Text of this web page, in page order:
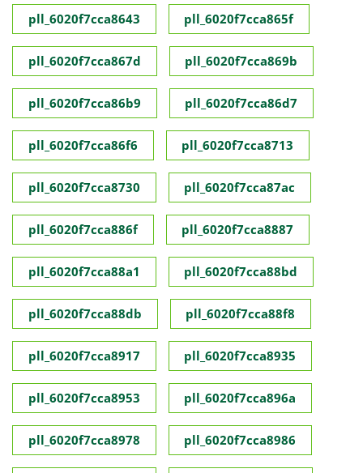
pll_6020f7cca8643 pll_6020f7cca865f
pll_6020f7cca867d pll_6020f7cca869b
pll_6020f7cca86b9 pll_6020f7cca86d7
pll_6020f7cca86f6 pll_6020f7cca8713
pll_6020f7cca8730 pll_6020f7cca87ac
pll_6020f7cca886f pll_6020f7cca8887
pll_6020f7cca88a1 pll_6020f7cca88bd
pll_6020f7cca88db pll_6020f7cca88f8
pll_6020f7cca8917 pll_6020f7cca8935
pll_6020f7cca8953 pll_6020f7cca896a
pll_6020f7cca8978 pll_6020f7cca8986